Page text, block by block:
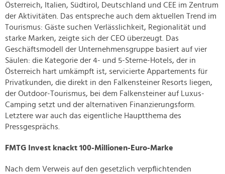
Österreich, Italien, Südtirol, Deutschland und CEE im Zentrum
der Aktivitäten. Das entspreche auch dem aktuellen Trend im
Tourismus: Gäste suchen Verlässlichkeit, Regionalität und
starke Marken, zeigte sich der CEO überzeugt. Das
Geschäftsmodell der Unternehmensgruppe basiert auf vier
Säulen: die Kategorie der 4- und 5-Sterne-Hotels, der in
Österreich hart umkämpft ist, servicierte Appartements für
Privatkunden, die direkt in den Falkensteiner Resorts liegen,
der Outdoor-Tourismus, bei dem Falkensteiner auf Luxus-
Camping setzt und der alternativen Finanzierungsform.
Letztere war auch das eigentliche Hauptthema des
Pressgesprächs.
FMTG Invest knackt 100-Millionen-Euro-Marke
Nach dem Verweis auf den gesetzlich verpflichtenden